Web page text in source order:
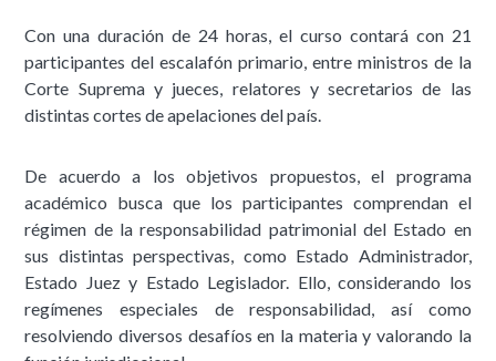
Con una duración de 24 horas, el curso contará con 21
participantes del escalafón primario, entre ministros de la
Corte Suprema y jueces, relatores y secretarios de las
distintas cortes de apelaciones del país.
De acuerdo a los objetivos propuestos, el programa
académico busca que los participantes comprendan el
régimen de la responsabilidad patrimonial del Estado en
sus distintas perspectivas, como Estado Administrador,
Estado Juez y Estado Legislador. Ello, considerando los
regímenes especiales de responsabilidad, así como
resolviendo diversos desafíos en la materia y valorando la